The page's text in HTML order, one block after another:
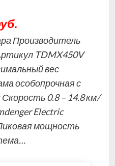
Производитель
TDMX450V
вес
особопрочная с
Скорость 0.8 – 14.8 км/
Electric
мощность